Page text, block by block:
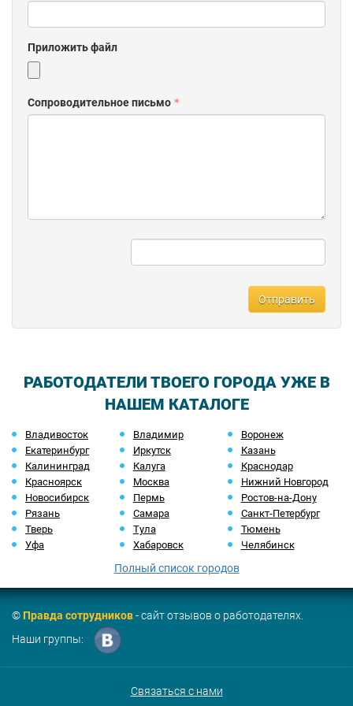
из неординарных случаев эксперты Центра тщательно
изучают проблематику, новые стандарты проведения
исследований, юридические аспекты. В итоге заказчик
Также наш Центр осуществляет экспертизы и исследования
экспертного исследования, специалисты АНО «Центр по
проведению судебных экспертиз и исследований» выполняют
Приложить файл
Сопроводительное письмо
Отправить
РАБОТОДАТЕЛИ ТВОЕГО ГОРОДА УЖЕ В
НАШЕМ КАТАЛОГЕ
Владивосток Владимир
Воронеж
Екатеринбург
Иркутск
Казань
Калининград
Калуга
Краснодар
Красноярск
Москва
Нижний Новгород
Новосибирск
Пермь
Ростов-на-Дону
Рязань
Самара
Санкт-Петербург
Тверь
Тула
Тюмень
Уфа
Хабаровск Челябинск
Полный список городов
©Правда сотрудников- сайт отзывов о работодателях.
Наши группы:
Связаться с нами